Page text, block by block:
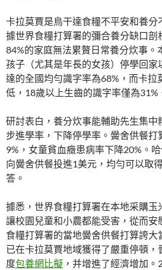
卡拉莫賈是烏干達食糧不平安和養分
據世界食糧打算署的彌合養分缺口剖
84%的家庭無法累贅日常養分炊事。
孩子（尤其是年長的女孩）停學回家
達的全國均勻識字率為68%，而卡拉
低，18歲以上生齒的識字率僅為31%
研討表白，養分炊事能輔助先生集中
步進學率，下降停學率。黌舍供餐打
9%，女童貧血癥患病率下降20%。
向黌舍供餐投進1美元，均勻可以取
答。
據悉，世界食糧打算署在本地采購玉
讓校園兒童和小農都能受害，從而安
食糧打算署的當地黌舍供餐打算誇大
已在卡拉莫賈地域獲得了嚴重停頓，
度包養網比擬 ，并增進了經濟增加